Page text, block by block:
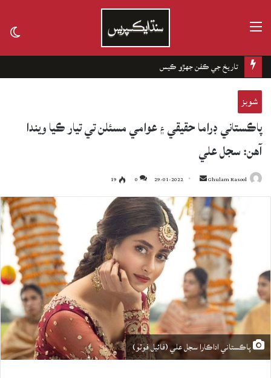
تاريخ جي ڪفن جھڙو ڪيس
شوبز
پاڪستاني ڊراما حقيقي ۽ عوامي مسئلن تي تيار ڪيا ويندا
آهن: سجل علي
Ghulam Rasool
Send
an
email
29-01-2022
0
19
پاڪستاني اداڪارا سجل علي (فائيل فوٽو)